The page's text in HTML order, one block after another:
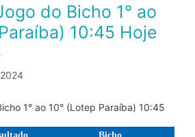
do Bicho 1° ao
10:45 Hoje
1° ao 10° (Lotep Paraíba) 10:45